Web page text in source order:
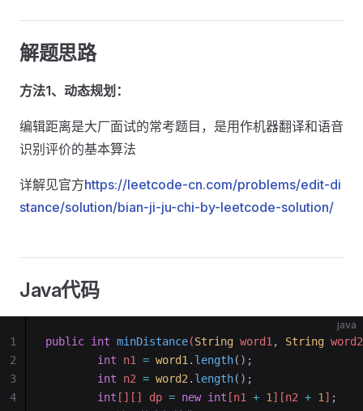
解题思路
方法1、动态规划：
编辑距离是大厂面试的常考题目，是用作机器翻译和语音
识别评价的基本算法
详解见官方https://leetcode-cn.com/problems/edit-di
stance/solution/bian-ji-ju-chi-by-leetcode-solution/
Java代码
java
public int minDistance(String word1 , String
        int
n1 = word1 . length();
        int
n2 = word2 . length();
        int
[][] dp = new int [n1 + 1 ][n2 + 1 ] ;
1
2
3
4